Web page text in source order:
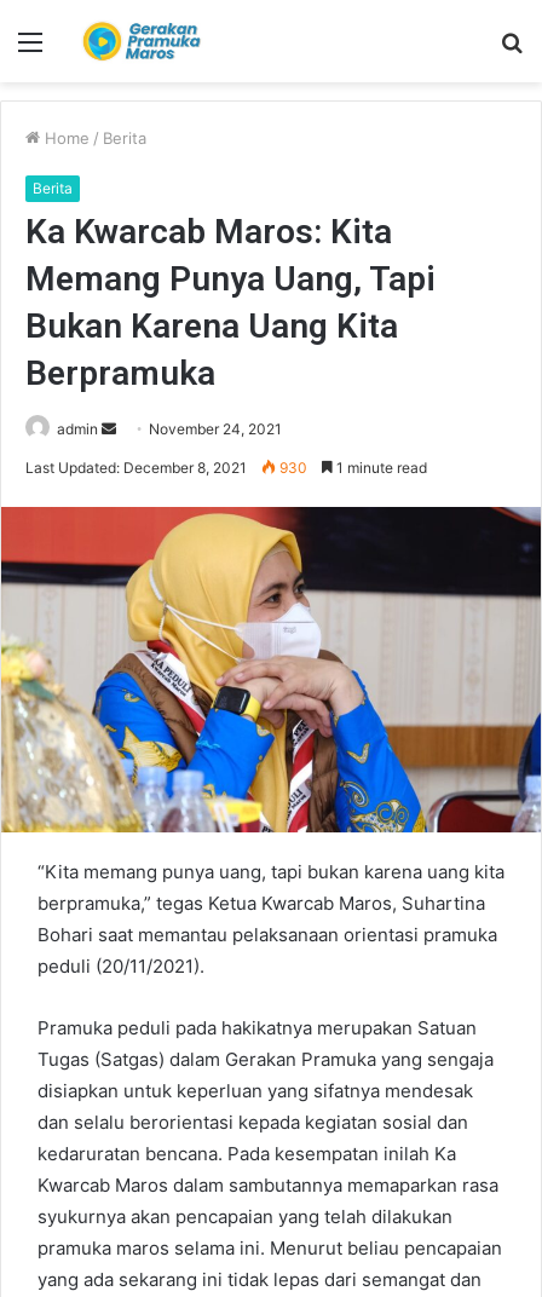
Menu
Home / Berita
Berita
Ka Kwarcab Maros: Kita
Memang Punya Uang, Tapi
Bukan Karena Uang Kita
Berpramuka
admin
n
a
i
l
November 24, 2021
Last Updated: December 8, 2021 930 1 minute read
“Kita memang punya uang, tapi bukan karena uang kita
berpramuka,” tegas Ketua Kwarcab Maros, Suhartina
Bohari saat memantau pelaksanaan orientasi pramuka
peduli (20/11/2021).
Pramuka peduli pada hakikatnya merupakan Satuan
Tugas (Satgas) dalam Gerakan Pramuka yang sengaja
disiapkan untuk keperluan yang sifatnya mendesak
dan selalu berorientasi kepada kegiatan sosial dan
kedaruratan bencana. Pada kesempatan inilah Ka
Kwarcab Maros dalam sambutannya memaparkan rasa
syukurnya akan pencapaian yang telah dilakukan
pramuka maros selama ini. Menurut beliau pencapaian
yang ada sekarang ini tidak lepas dari semangat dan